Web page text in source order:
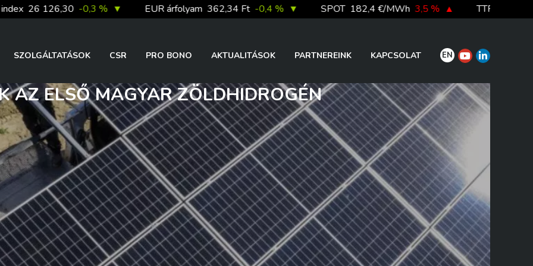
126,30 -0,3 % ▼ EUR árfolyam 362,34 Ft -0,4 % ▼ SPOT 182,4 €/MWh 3,5 % ▲ TTF DA 52,4 €/MWh
SZOLGÁLTATÁSOK CSR PRO BONO AKTUALITÁSOK PARTNEREINK KAPCSOLAT EN
AZ ELSŐ MAGYAR ZÖLDHIDROGÉN